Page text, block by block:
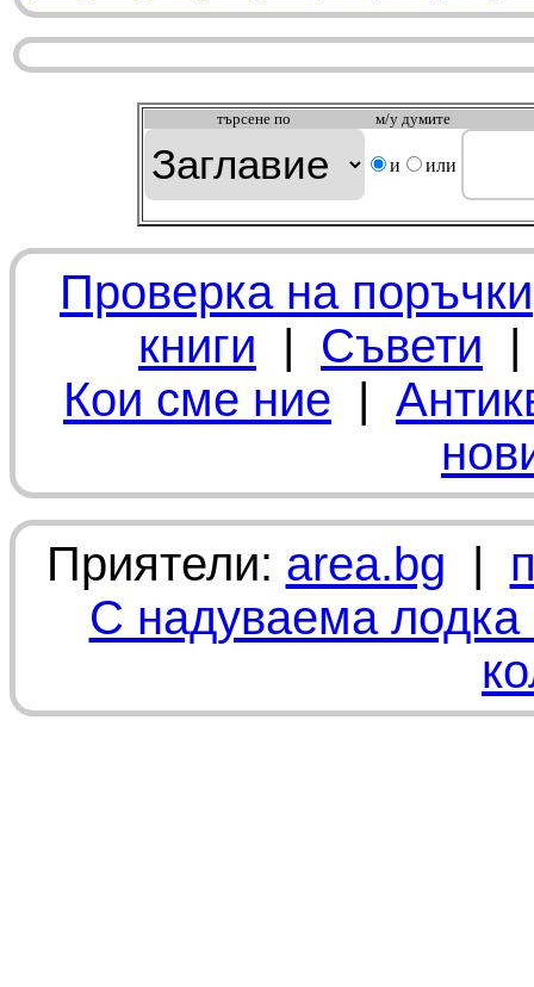
търсeне по м/у думите
и или
Проверка на поръчки
книги | Съвети
Кои сме ние |
Приятели: area.bg |
С надуваема лодка